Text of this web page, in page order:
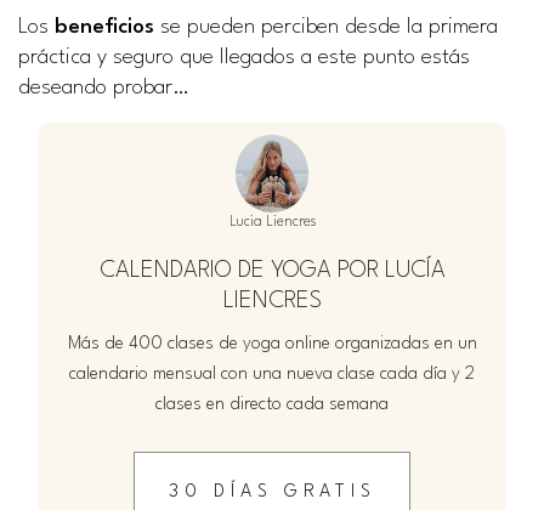
Los beneficios se pueden perciben desde la primera
práctica y seguro que llegados a este punto estás
deseando probar…
Lucia Liencres
CALENDARIO DE YOGA POR LUCÍA
LIENCRES
Más de 400 clases de yoga online organizadas en un
calendario mensual con una nueva clase cada día y 2
clases en directo cada semana
30 DÍAS GRATIS